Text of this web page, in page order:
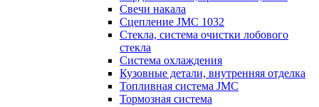
Свечи накала
Сцепление JMC 1032
Стекла, система очистки лобового
стекла
Система охлаждения
Кузовные детали, внутренняя отделка
Топливная система JMC
Тормозная система